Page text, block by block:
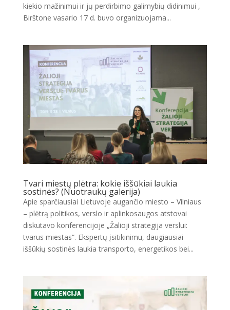
kiekio mažinimui ir jų perdirbimo galimybių didinimui ,
Birštone vasario 17 d. buvo organizuojama...
Tvari miestų plėtra: kokie iššūkiai laukia
sostinės? (Nuotraukų galerija)
Apie sparčiausiai Lietuvoje augančio miesto – Vilniaus
– plėtrą politikos, verslo ir aplinkosaugos atstovai
diskutavo konferencijoje „Žalioji strategija verslui:
tvarus miestas“. Ekspertų įsitikinimu, daugiausiai
iššūkių sostinės laukia transporto, energetikos bei...